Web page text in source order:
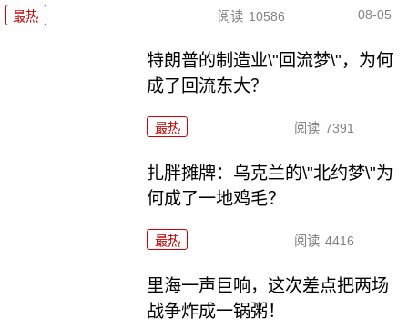
最热 阅读 10586 08-05
特朗普的制造业\"回流梦\"，为何
成了回流东大？
最热 阅读 7391
扎胖摊牌：乌克兰的\"北约梦\"为
何成了一地鸡毛？
最热 阅读 4416
里海一声巨响，这次差点把两场
战争炸成一锅粥！